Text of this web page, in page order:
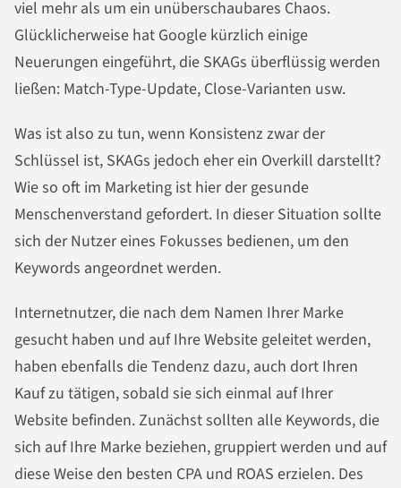
viel mehr als um ein unüberschaubares Chaos.
Glücklicherweise hat Google kürzlich einige
Neuerungen eingeführt, die SKAGs überflüssig werden
ließen: Match-Type-Update, Close-Varianten usw.
Was ist also zu tun, wenn Konsistenz zwar der
Schlüssel ist, SKAGs jedoch eher ein Overkill darstellt?
Wie so oft im Marketing ist hier der gesunde
Menschenverstand gefordert. In dieser Situation sollte
sich der Nutzer eines Fokusses bedienen, um den
Keywords angeordnet werden.
Internetnutzer, die nach dem Namen Ihrer Marke
gesucht haben und auf Ihre Website geleitet werden,
haben ebenfalls die Tendenz dazu, auch dort Ihren
Kauf zu tätigen, sobald sie sich einmal auf Ihrer
Website befinden. Zunächst sollten alle Keywords, die
sich auf Ihre Marke beziehen, gruppiert werden und auf
diese Weise den besten CPA und ROAS erzielen. Des